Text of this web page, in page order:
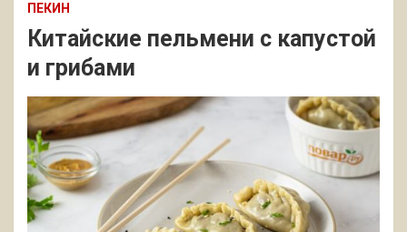
ПЕКИН
Китайские пельмени с капустой
и грибами